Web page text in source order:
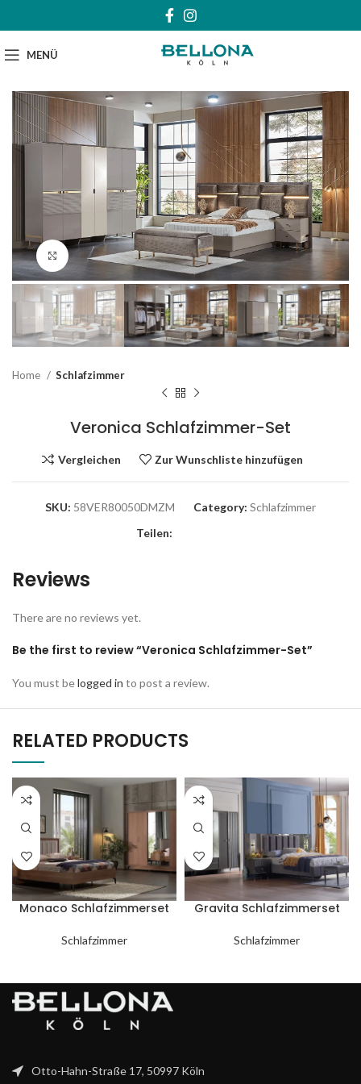
MENÜ
Klick zum Vergrößern
Home Schlafzimmer
Veronica Schlafzimmer-Set
Vergleichen Zur Wunschliste hinzufügen
SKU: 58VER80050DMZM Category: Schlafzimmer
Teilen:
Reviews
There are no reviews yet.
Be the first to review “Veronica Schlafzimmer-Set”
You must belogged in to post a review.
RELATED PRODUCTS
Monaco Schlafzimmerset
Schlafzimmer
Gravita Schlafzimmerset
Schlafzimmer
Otto-Hahn-Straße 17, 50997 Köln